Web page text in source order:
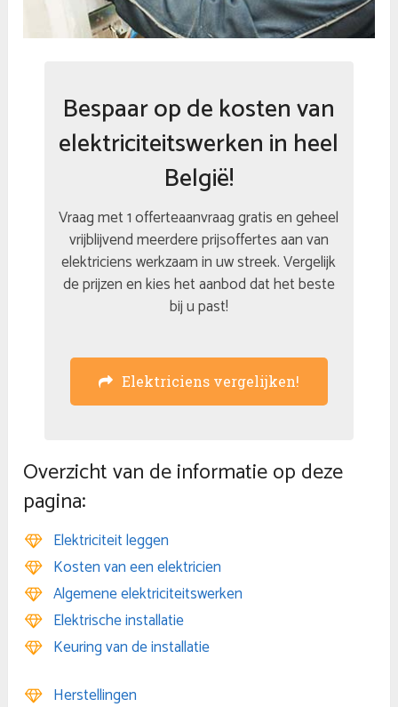
Bespaar op de kosten van
elektriciteitswerken in heel
België!
Vraag met 1 offerteaanvraag gratis en geheel
vrijblijvend meerdere prijsoffertes aan van
elektriciens werkzaam in uw streek. Vergelijk
de prijzen en kies het aanbod dat het beste
bij u past!
Elektriciens vergelijken!
Overzicht van de informatie op deze
pagina:
Elektriciteit leggen
Kosten van een elektricien
Algemene elektriciteitswerken
Elektrische installatie
Keuring van de installatie
Herstellingen